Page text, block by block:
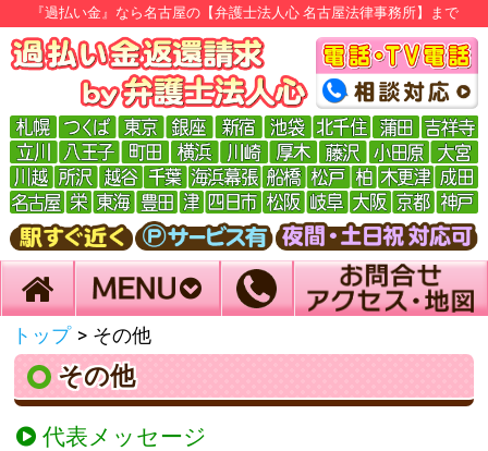
『過払い金』なら名古屋の【弁護士法人心 名古屋法律事務所】まで
トップ > その他
その他
代表メッセージ